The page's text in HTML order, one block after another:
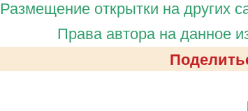
Размещение открытки на других
Права автора на данное